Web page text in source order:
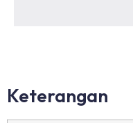
Keterangan